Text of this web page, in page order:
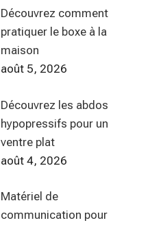
Découvrez comment
pratiquer le boxe à la
maison
août 5, 2026
Découvrez les abdos
hypopressifs pour un
ventre plat
août 4, 2026
Matériel de
communication pour